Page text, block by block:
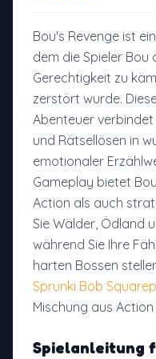
Bou's Revenge ist
dem die Spieler Bou
Gerechtigkeit zu
zerstört wurde.
Abenteuer
und Rätsellösen in
emotionaler
Gameplay bietet
Action als auch
Sie Wälder, Ödland
während Sie Ihre
harten Bossen
Sprunki Bob
Mischung aus
Spielanleitung